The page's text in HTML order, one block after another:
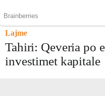
Lajme
Tahiri: Qeveria po
investimet kapitale